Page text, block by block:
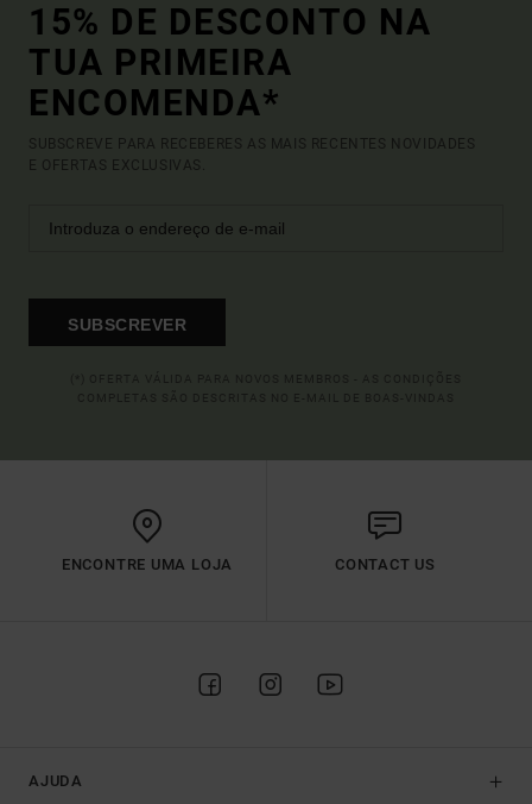
15% DE DESCONTO NA
TUA PRIMEIRA
ENCOMENDA*
SUBSCREVE PARA RECEBERES AS MAIS RECENTES NOVIDADES
E OFERTAS EXCLUSIVAS.
SUBSCREVER
ENCONTRE UMA LOJA CONTACT US
AJUDA